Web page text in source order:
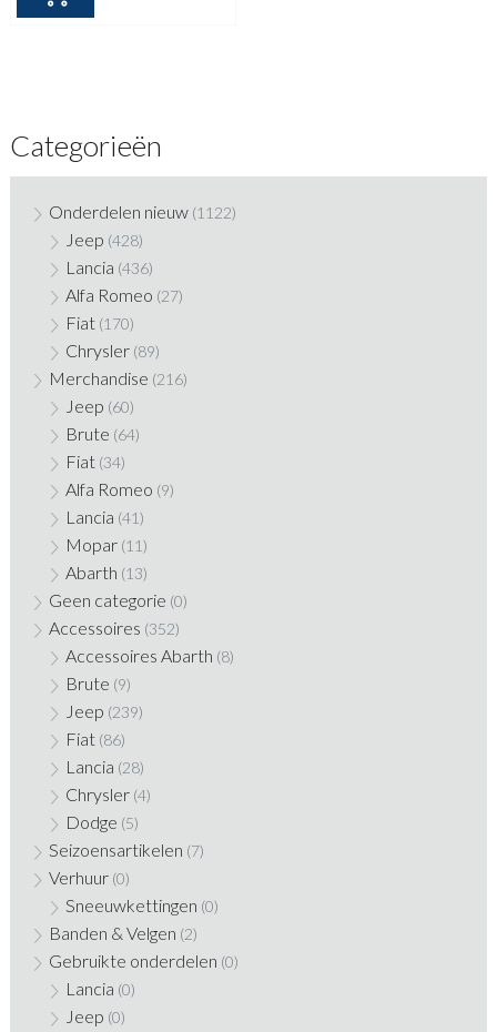
Categorieën
Onderdelen nieuw (1122)
Jeep (428)
Lancia (436)
Alfa Romeo (27)
Fiat (170)
Chrysler (89)
Merchandise (216)
Jeep (60)
Brute (64)
Fiat (34)
Alfa Romeo (9)
Lancia (41)
Mopar (11)
Abarth (13)
Geen categorie (0)
Accessoires (352)
Accessoires Abarth (8)
Brute (9)
Jeep (239)
Fiat (86)
Lancia (28)
Chrysler (4)
Dodge (5)
Seizoensartikelen (7)
Verhuur (0)
Sneeuwkettingen (0)
Banden & Velgen (2)
Gebruikte onderdelen (0)
Lancia (0)
Jeep (0)